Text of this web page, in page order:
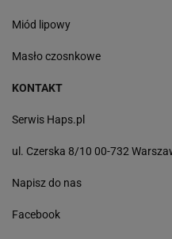
Miód lipowy
Masło czosnkowe
KONTAKT
Serwis Haps.pl
ul. Czerska 8/10 00-732
Napisz do nas
Facebook